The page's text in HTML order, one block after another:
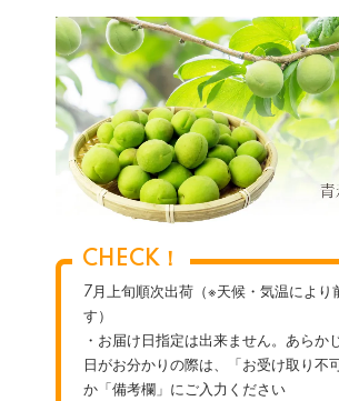
CHECK！
7月上旬順次出荷（※天候・気温により
す）
・お届け日指定は出来ません。あらか
日がお分かりの際は、「お受け取り不
か「備考欄」にご入力ください